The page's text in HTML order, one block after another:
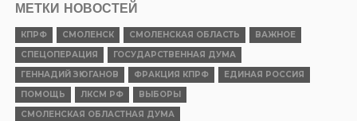
МЕТКИ НОВОСТЕЙ
КПРФ СМОЛЕНСК СМОЛЕНСКАЯ ОБЛАСТЬ
ВАЖНОЕ
СПЕЦОПЕРАЦИЯ
ГОСУДАРСТВЕННАЯ ДУМА
ГЕННАДИЙ ЗЮГАНОВ
ФРАКЦИЯ КПРФ
ЕДИНАЯ РОССИЯ
ПОМОЩЬ
ЛКСМ РФ
ВЫБОРЫ
СМОЛЕНСКАЯ ОБЛАСТНАЯ ДУМА